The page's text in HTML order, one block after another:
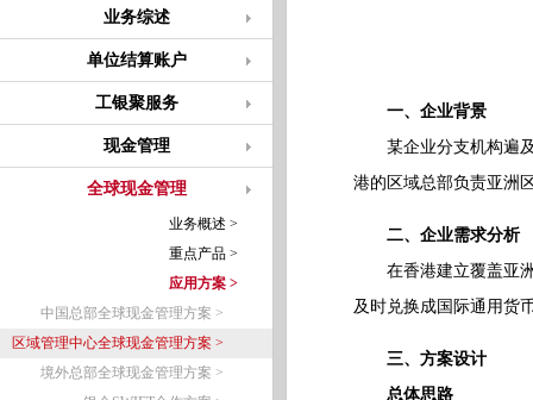
业务综述
单位结算账户
工银聚服务
现金管理
全球现金管理
业务概述 >
重点产品 >
应用方案 >
中国总部全球现金管理方案 >
区域管理中心全球现金管理方案 >
境外总部全球现金管理方案 >
一、企业背景
某企业分支机构遍及
港的区域总部负责亚洲
二、企业需求分析
在香港建立覆盖亚洲
及时兑换成国际通用货
三、方案设计
总体思路